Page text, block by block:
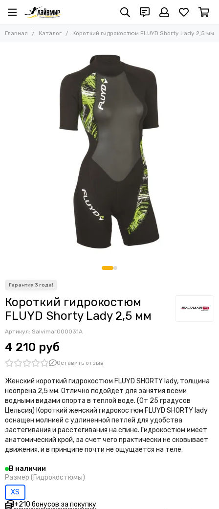
Главная Каталог Короткий гидрокостюм FLUYD Shorty Lady 2,5 мм
Короткий гидрокостюм
FLUYD Shorty Lady 2,5 мм
Артикул: Salvimar000031A
4 210 руб
Оставить отзыв
Женский короткий гидрокостюм FLUYD SHORTY lady, толщина
неопрена 2,5 мм. Отлично подойдет для занятия всеми
водными видами спорта в теплой воде. (От 25 градусов
Цельсия) Короткий женский гидрокостюм FLUYD SHORTY lady
оснащен молнией с удлиненной петлей для удобства
застегивания и расстегивания на спине. Гидрокостюм имеет
анатомический крой, за счет чего практически не сковывает
движения, и в принципе почти не ощущается на теле.
В наличии
Размер (Гидрокостюмы)
XS
+210 бонусов за покупку